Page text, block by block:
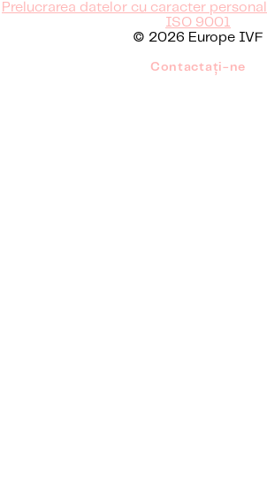
Prelucrarea datelor cu caracter personal
ISO 9001
© 2026 Europe IVF
Contactați-ne